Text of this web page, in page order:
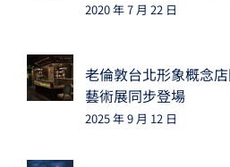
2020 年 7 月 22 日
老倫敦台北形象概念
藝術展同步登場
2025 年 9 月 12 日